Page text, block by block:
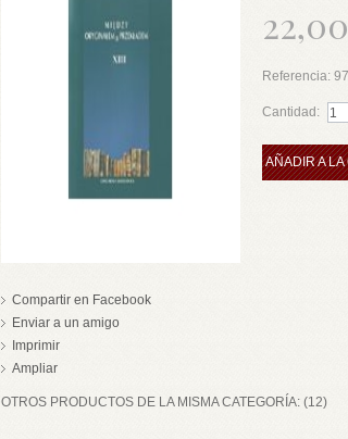
Compartir en Facebook
Enviar a un amigo
Imprimir
Ampliar
Referencia:
Cantidad:
AÑADIR A LA
OTROS PRODUCTOS DE LA MISMA CATEGORÍA: (12)